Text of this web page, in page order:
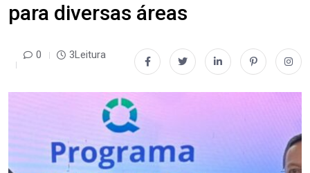
para diversas áreas
0 3Leitura